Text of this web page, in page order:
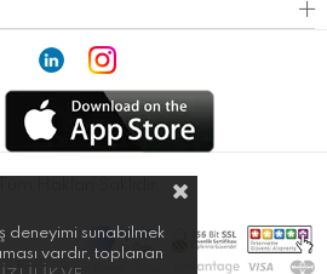
deneyimi sunabilmek
vardır, toplanan